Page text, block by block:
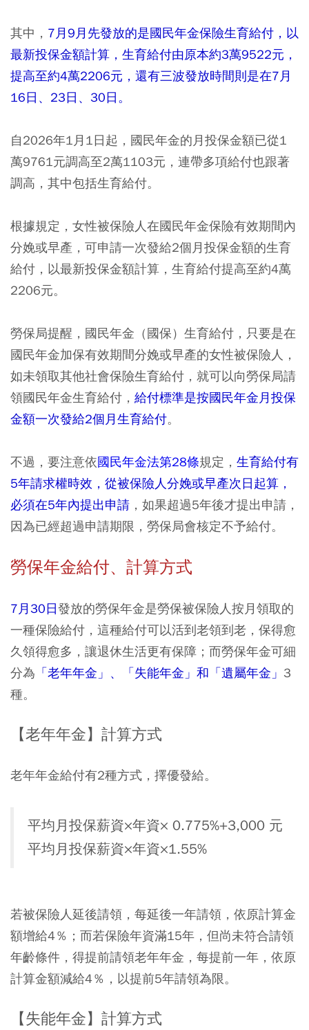
其中， 7月9月先發放的是國民年金保險生育給付，以
最新投保金額計算，生育給付由原本約3萬9522元，
提高至約4萬2206元，還有三波發放時間則是在7月
16日、23日、30日。
自2026年1月1日起，國民年金的月投保金額已從1
萬9761元調高至2萬1103元，連帶多項給付也跟著
調高，其中包括生育給付。
根據規定，女性被保險人在國民年金保險有效期間內
分娩或早產，可申請一次發給2個月投保金額的生育
給付，以最新投保金額計算，生育給付提高至約4萬
2206元。
勞保局提醒，國民年金（國保）生育給付，只要是在
國民年金加保有效期間分娩或早產的女性被保險人，
如未領取其他社會保險生育給付，就可以向勞保局請
領國民年金生育給付， 給付標準是按國民年金月投保
金額一次發給2個月生育給付。
不過，要注意依國民年金法第28條規定， 生育給付有
5年請求權時效，從被保險人分娩或早產次日起算，
必須在5年內提出申請 ，如果超過5年後才提出申請，
因為已經超過申請期限，勞保局會核定不予給付。
勞保年金給付、計算方式
7月30日發放的勞保年金是勞保被保險人按月領取的
一種保險給付，這種給付可以活到老領到老，保得愈
久領得愈多，讓退休生活更有保障；而勞保年金可細
分為 「老年年金」、「失能年金」和「遺屬年金」 3
種。
【老年年金】計算方式
老年年金給付有2種方式，擇優發給。
平均月投保薪資×年資× 0.775%+3,000 元
平均月投保薪資×年資×1.55%
若被保險人延後請領，每延後一年請領，依原計算金
額增給4％；而若保險年資滿15年，但尚未符合請領
年齡條件，得提前請領老年年金，每提前一年，依原
計算金額減給4％，以提前5年請領為限。
【失能年金】計算方式